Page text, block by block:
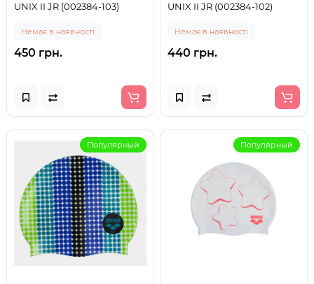
UNIX II JR (002384-103)
Немає в наявності
450 грн.
UNIX II JR (002384-102)
Немає в наявності
440 грн.
Популярный Популярный